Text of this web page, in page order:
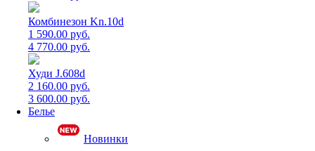
Комбинезон Kn.10d
1 590.00 руб.
4 770.00 руб.
Худи J.608d
2 160.00 руб.
3 600.00 руб.
Белье
Новинки